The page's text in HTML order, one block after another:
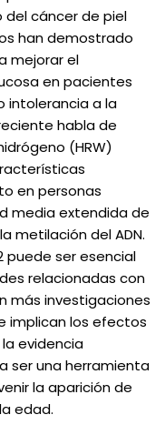
cáncer de piel
han demostrado
mejorar el
en pacientes
intolerancia a la
habla de
(HRW)
en personas
media extendida de
metilación del ADN.
puede ser esencial
relacionadas con
más investigaciones
implican los efectos
evidencia
ser una herramienta
la aparición de
edad.